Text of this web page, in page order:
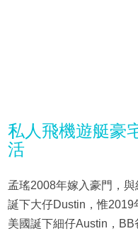
私人飛機遊艇豪
活
孟瑤2008年嫁入豪門，
誕下大仔Dustin，惟2019
美國誕下細仔Austin，